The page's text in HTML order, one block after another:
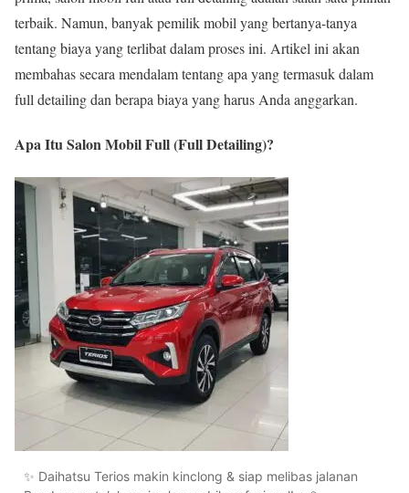
terbaik. Namun, banyak pemilik mobil yang bertanya-tanya
tentang biaya yang terlibat dalam proses ini. Artikel ini akan
membahas secara mendalam tentang apa yang termasuk dalam
full detailing dan berapa biaya yang harus Anda anggarkan.
Apa Itu Salon Mobil Full (Full Detailing)?
✨ Daihatsu Terios makin kinclong & siap melibas jalanan